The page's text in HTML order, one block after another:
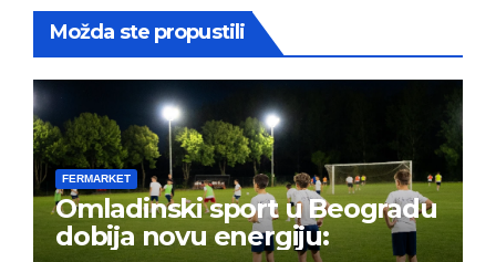
Možda ste propustili
FERMARKET
Omladinski sport u Beogradu
dobija novu energiju: